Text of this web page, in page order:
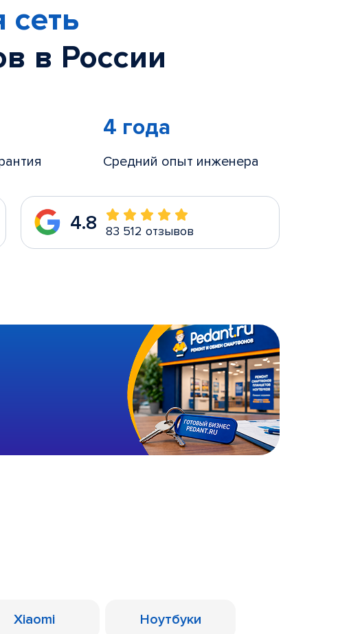
в России
4 года
Средний опыт инженера
4.8 83 512 отзывов
Xiaomi Ноутбуки